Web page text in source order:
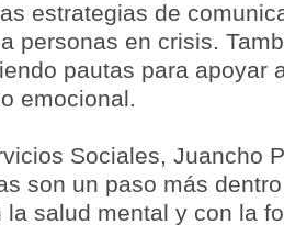
estrategias de
personas en crisis.
pautas para apoyar
emocional.
Sociales, Juancho
son un paso más
la salud mental y con la